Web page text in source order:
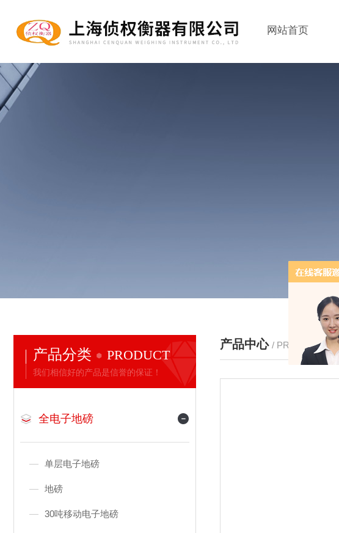
网站首页
产品分类 PRODUCT
我们相信好的产品是信誉的保证！
全电子地磅
单层电子地磅
地磅
30吨移动电子地磅
产品中心 / PRODUCTS